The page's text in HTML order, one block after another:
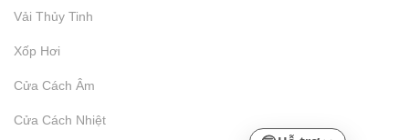
Vải Thủy Tinh
Xốp Hơi
Cửa Cách Âm
Cửa Cách Nhiệt